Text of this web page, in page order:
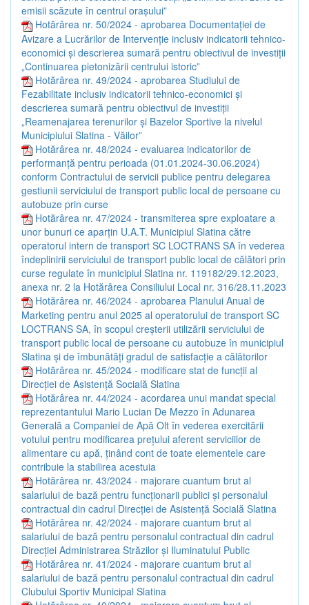
emisii scăzute în centrul orașului”
Hotărârea nr. 50/2024 - aprobarea Documentației de
Avizare a Lucrărilor de Intervenție inclusiv indicatorii tehnico-
economici și descrierea sumară pentru obiectivul de investiții
„Continuarea pietonizării centrului istoric”
Hotărârea nr. 49/2024 - aprobarea Studiului de
Fezabilitate inclusiv indicatorii tehnico-economici și
descrierea sumară pentru obiectivul de investiții
„Reamenajarea terenurilor și Bazelor Sportive la nivelul
Municipiului Slatina - Văilor”
Hotărârea nr. 48/2024 - evaluarea indicatorilor de
performanță pentru perioada (01.01.2024-30.06.2024)
conform Contractului de servicii publice pentru delegarea
gestiunii serviciului de transport public local de persoane cu
autobuze prin curse
Hotărârea nr. 47/2024 - transmiterea spre exploatare a
unor bunuri ce aparțin U.A.T. Municipiul Slatina către
operatorul intern de transport SC LOCTRANS SA în vederea
îndeplinirii serviciului de transport public local de călători prin
curse regulate în municipiul Slatina nr. 119182/29.12.2023,
anexa nr. 2 la Hotărârea Consiliului Local nr. 316/28.11.2023
Hotărârea nr. 46/2024 - aprobarea Planului Anual de
Marketing pentru anul 2025 al operatorului de transport SC
LOCTRANS SA, în scopul creșterii utilizării serviciului de
transport public local de persoane cu autobuze în municipiul
Slatina și de îmbunătăți gradul de satisfacție a călătorilor
Hotărârea nr. 45/2024 - modificare stat de funcții al
Direcției de Asistență Socială Slatina
Hotărârea nr. 44/2024 - acordarea unui mandat special
reprezentantului Mario Lucian De Mezzo în Adunarea
Generală a Companiei de Apă Olt în vederea exercitării
votului pentru modificarea prețului aferent serviciilor de
alimentare cu apă, ținând cont de toate elementele care
contribuie la stabilirea acestuia
Hotărârea nr. 43/2024 - majorare cuantum brut al
salariului de bază pentru funcționarii publici și personalul
contractual din cadrul Direcției de Asistență Socială Slatina
Hotărârea nr. 42/2024 - majorare cuantum brut al
salariului de bază pentru personalul contractual din cadrul
Direcției Administrarea Străzilor și Iluminatului Public
Hotărârea nr. 41/2024 - majorare cuantum brut al
salariului de bază pentru personalul contractual din cadrul
Clubului Sportiv Municipal Slatina